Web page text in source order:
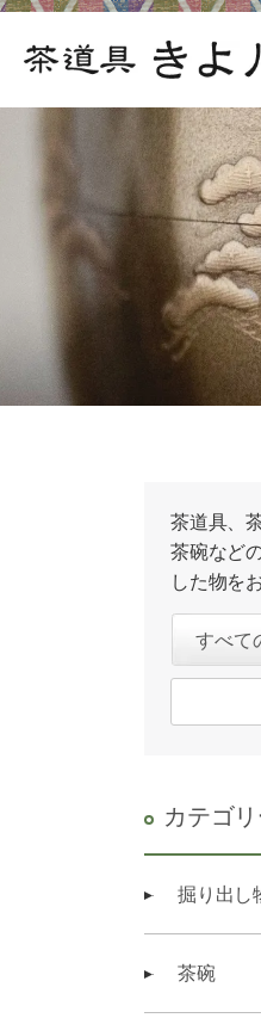
茶道具、
茶碗など
した物を
カテゴ
掘り出し
茶碗